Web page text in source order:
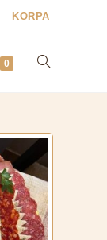
KORPA
0